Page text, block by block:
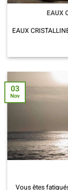
EAUX
EAUX
Vous êtes
03
Nov